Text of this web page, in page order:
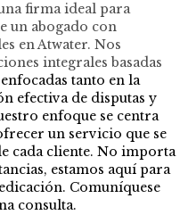
firma ideal para
un abogado con
en Atwater. Nos
integrales basadas
tanto en la
efectiva de disputas y
enfoque se centra
un servicio que se
cada cliente. No importa
estamos aquí para
Comuníquese
consulta.